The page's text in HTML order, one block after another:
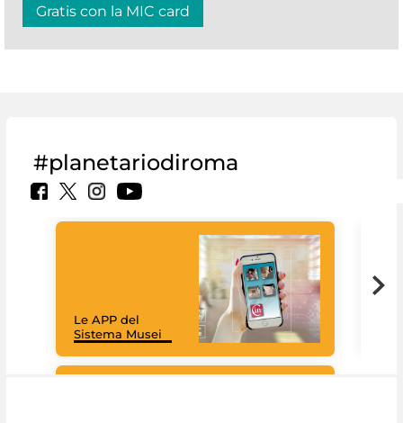
Gratis con la MIC card
#planetariodiroma
Le APP del
Sistema Musei